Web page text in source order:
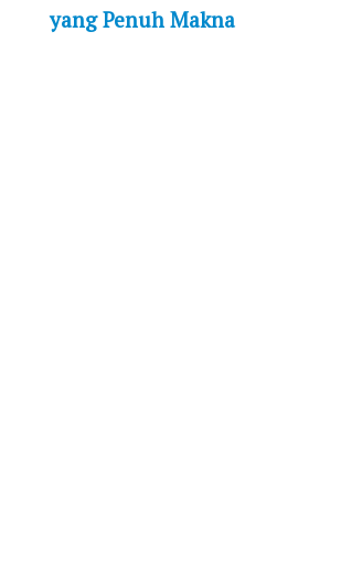
yang Penuh Makna